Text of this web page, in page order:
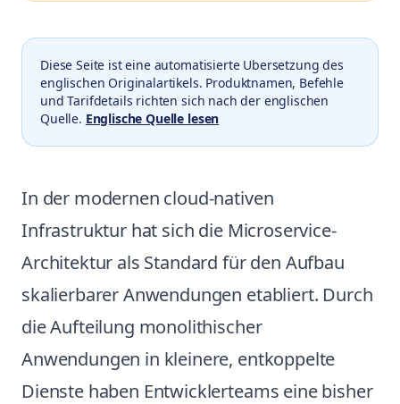
Diese Seite ist eine automatisierte Ubersetzung des
englischen Originalartikels. Produktnamen, Befehle
und Tarifdetails richten sich nach der englischen
Quelle. Englische Quelle lesen
In der modernen cloud-nativen
Infrastruktur hat sich die Microservice-
Architektur als Standard für den Aufbau
skalierbarer Anwendungen etabliert. Durch
die Aufteilung monolithischer
Anwendungen in kleinere, entkoppelte
Dienste haben Entwicklerteams eine bisher